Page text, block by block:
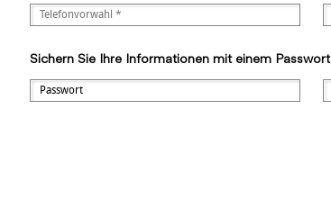
Sichern Sie Ihre Informationen mit einem Passwort